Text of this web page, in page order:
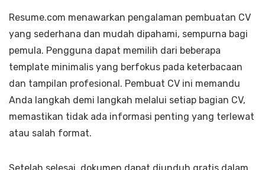
Resume.com menawarkan pengalaman pembuatan CV
yang sederhana dan mudah dipahami, sempurna bagi
pemula. Pengguna dapat memilih dari beberapa
template minimalis yang berfokus pada keterbacaan
dan tampilan profesional. Pembuat CV ini memandu
Anda langkah demi langkah melalui setiap bagian CV,
memastikan tidak ada informasi penting yang terlewat
atau salah format.
Setelah selesai, dokumen dapat diunduh gratis dalam